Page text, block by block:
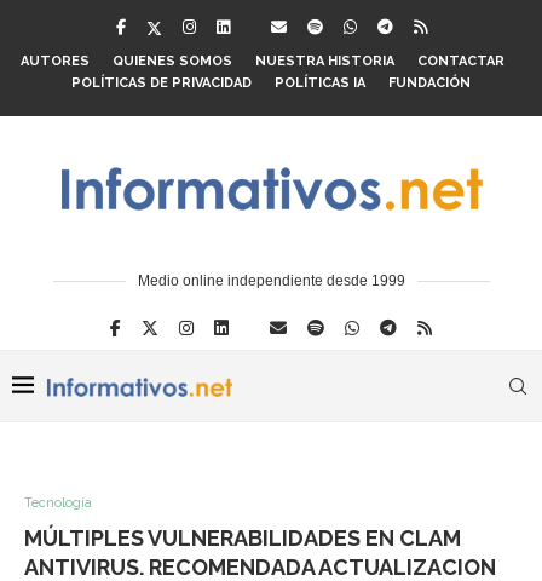
AUTORES QUIENES SOMOS NUESTRA HISTORIA
CONTACTAR
POLÍTICAS DE PRIVACIDAD
POLÍTICAS IA FUNDACIÓN
Medio online independiente desde 1999
Tecnología
MÚLTIPLES VULNERABILIDADES EN CLAM
ANTIVIRUS. RECOMENDADA ACTUALIZACION